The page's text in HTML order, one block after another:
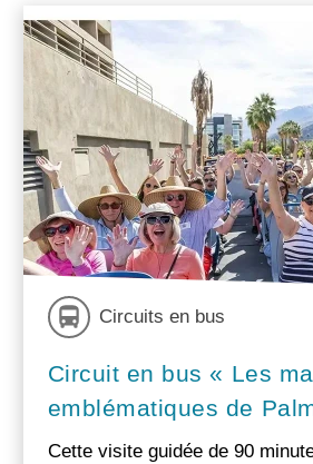
Circuits en bus
Circuit en bus « Les
emblématiques de
Cette visite guidée de 90